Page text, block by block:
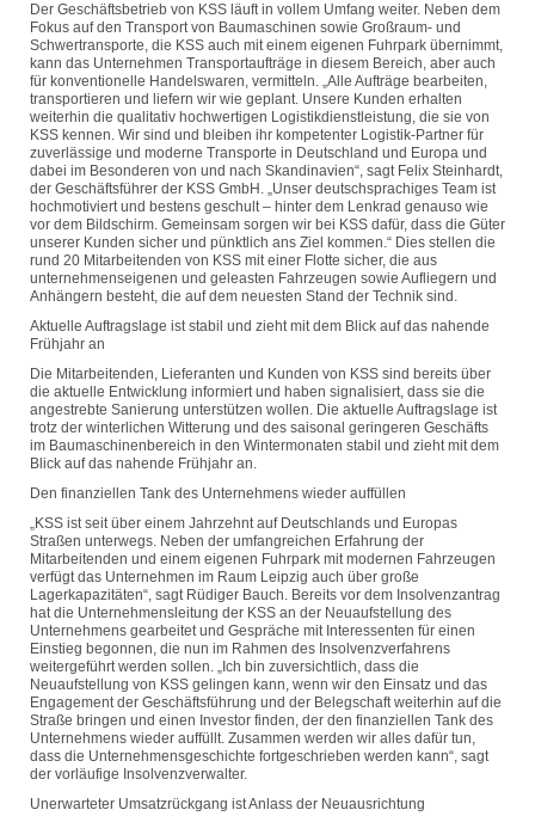
Der Geschäftsbetrieb von KSS läuft in vollem Umfang weiter. Neben dem
Fokus auf den Transport von Baumaschinen sowie Großraum- und
Schwertransporte, die KSS auch mit einem eigenen Fuhrpark übernimmt,
kann das Unternehmen Transportaufträge in diesem Bereich, aber auch
für konventionelle Handelswaren, vermitteln. „Alle Aufträge bearbeiten,
transportieren und liefern wir wie geplant. Unsere Kunden erhalten
weiterhin die qualitativ hochwertigen Logistikdienstleistung, die sie von
KSS kennen. Wir sind und bleiben ihr kompetenter Logistik-Partner für
zuverlässige und moderne Transporte in Deutschland und Europa und
dabei im Besonderen von und nach Skandinavien“, sagt Felix Steinhardt,
der Geschäftsführer der KSS GmbH. „Unser deutschsprachiges Team ist
hochmotiviert und bestens geschult – hinter dem Lenkrad genauso wie
vor dem Bildschirm. Gemeinsam sorgen wir bei KSS dafür, dass die Güter
unserer Kunden sicher und pünktlich ans Ziel kommen.“ Dies stellen die
rund 20 Mitarbeitenden von KSS mit einer Flotte sicher, die aus
unternehmenseigenen und geleasten Fahrzeugen sowie Aufliegern und
Anhängern besteht, die auf dem neuesten Stand der Technik sind.
Aktuelle Auftragslage ist stabil und zieht mit dem Blick auf das nahende
Frühjahr an
Die Mitarbeitenden, Lieferanten und Kunden von KSS sind bereits über
die aktuelle Entwicklung informiert und haben signalisiert, dass sie die
angestrebte Sanierung unterstützen wollen. Die aktuelle Auftragslage ist
trotz der winterlichen Witterung und des saisonal geringeren Geschäfts
im Baumaschinenbereich in den Wintermonaten stabil und zieht mit dem
Blick auf das nahende Frühjahr an.
Den finanziellen Tank des Unternehmens wieder auffüllen
„KSS ist seit über einem Jahrzehnt auf Deutschlands und Europas
Straßen unterwegs. Neben der umfangreichen Erfahrung der
Mitarbeitenden und einem eigenen Fuhrpark mit modernen Fahrzeugen
verfügt das Unternehmen im Raum Leipzig auch über große
Lagerkapazitäten“, sagt Rüdiger Bauch. Bereits vor dem Insolvenzantrag
hat die Unternehmensleitung der KSS an der Neuaufstellung des
Unternehmens gearbeitet und Gespräche mit Interessenten für einen
Einstieg begonnen, die nun im Rahmen des Insolvenzverfahrens
weitergeführt werden sollen. „Ich bin zuversichtlich, dass die
Neuaufstellung von KSS gelingen kann, wenn wir den Einsatz und das
Engagement der Geschäftsführung und der Belegschaft weiterhin auf die
Straße bringen und einen Investor finden, der den finanziellen Tank des
Unternehmens wieder auffüllt. Zusammen werden wir alles dafür tun,
dass die Unternehmensgeschichte fortgeschrieben werden kann“, sagt
der vorläufige Insolvenzverwalter.
Unerwarteter Umsatzrückgang ist Anlass der Neuausrichtung